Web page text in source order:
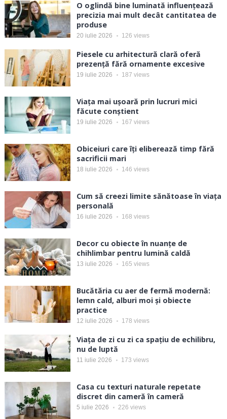
O oglindă bine luminată influențează
precizia mai mult decât cantitatea de
produse
20 iulie 2026 126 views
Piesele cu arhitectură clară oferă
prezență fără ornamente excesive
19 iulie 2026 187 views
Viața mai ușoară prin lucruri mici
făcute conștient
19 iulie 2026 167 views
Obiceiuri care îți eliberează timp fără
sacrificii mari
18 iulie 2026 146 views
Cum să creezi limite sănătoase în viața
personală
16 iulie 2026 168 views
Decor cu obiecte în nuanțe de
chihlimbar pentru lumină caldă
13 iulie 2026 165 views
Bucătăria cu aer de fermă modernă:
lemn cald, alburi moi și obiecte
practice
12 iulie 2026 178 views
Viața de zi cu zi ca spațiu de echilibru,
nu de luptă
11 iulie 2026 173 views
Casa cu texturi naturale repetate
discret din cameră în cameră
5 iulie 2026 226 views